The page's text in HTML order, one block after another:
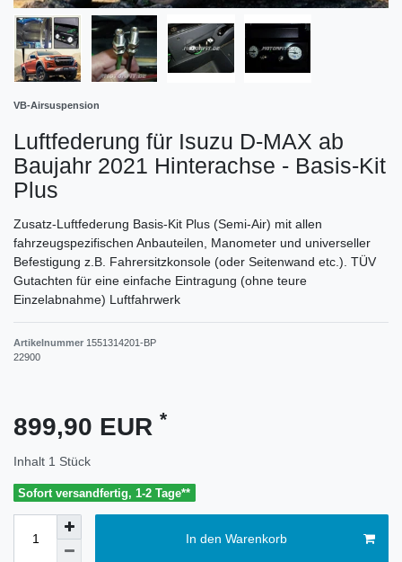
VB-Airsuspension
Luftfederung für Isuzu D-MAX ab
Baujahr 2021 Hinterachse - Basis-Kit
Plus
Zusatz-Luftfederung Basis-Kit Plus (Semi-Air) mit allen
fahrzeugspezifischen Anbauteilen, Manometer und universeller
Befestigung z.B. Fahrersitzkonsole (oder Seitenwand etc.). TÜV
Gutachten für eine einfache Eintragung (ohne teure
Einzelabnahme) Luftfahrwerk
Artikelnummer 1551314201-BP
22900
899,90 EUR *
Inhalt 1 Stück
Sofort versandfertig, 1-2 Tage**
In den Warenkorb